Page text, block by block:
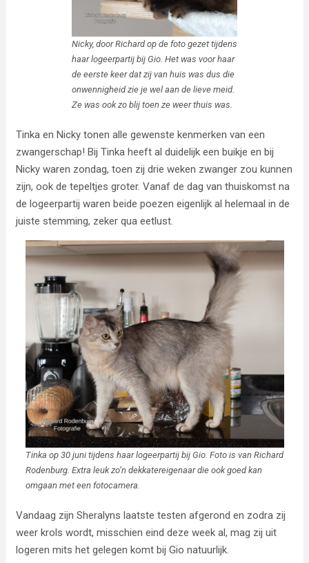
Nicky, door Richard op de foto gezet tijdens
haar logeerpartij bij Gio. Het was voor haar
de eerste keer dat zij van huis was dus die
onwennigheid zie je wel aan de lieve meid.
Ze was ook zo blij toen ze weer thuis was.
Tinka en Nicky tonen alle gewenste kenmerken van een
zwangerschap! Bij Tinka heeft al duidelijk een buikje en bij
Nicky waren zondag, toen zij drie weken zwanger zou kunnen
zijn, ook de tepeltjes groter. Vanaf de dag van thuiskomst na
de logeerpartij waren beide poezen eigenlijk al helemaal in de
juiste stemming, zeker qua eetlust.
Tinka op 30 juni tijdens haar logeerpartij bij Gio. Foto is van Richard
Rodenburg. Extra leuk zo’n dekkatereigenaar die ook goed kan
omgaan met een fotocamera.
Vandaag zijn Sheralyns laatste testen afgerond en zodra zij
weer krols wordt, misschien eind deze week al, mag zij uit
logeren mits het gelegen komt bij Gio natuurlijk.